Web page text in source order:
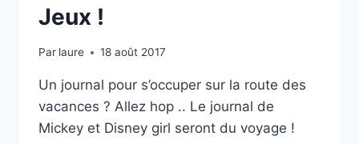
Jeux !
Par laure 18 août 2017
Un journal pour s’occuper sur la route des
vacances ? Allez hop .. Le journal de
Mickey et Disney girl seront du voyage !